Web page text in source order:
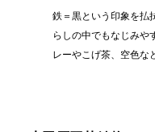
鉄＝黒という印象を払
らしの中でもなじみや
レーやこげ茶、空色な